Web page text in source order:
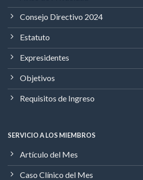
Consejo Directivo 2024
Estatuto
Expresidentes
Objetivos
Requisitos de Ingreso
SERVICIO A LOS MIEMBROS
Artículo del Mes
Caso Clínico del Mes